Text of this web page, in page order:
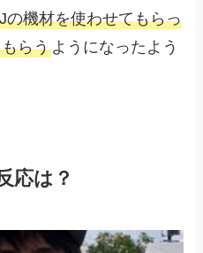
の機材を使わせてもらっ
らうようになったよう
応は？